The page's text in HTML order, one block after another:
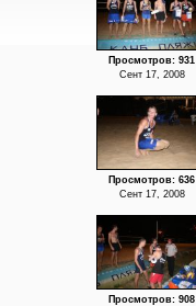
Просмотров: 931
Сент 17, 2008
Просмотров: 636
Сент 17, 2008
Просмотров: 908